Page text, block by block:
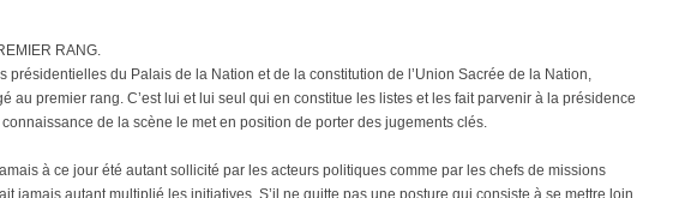
RANG.
présidentielles du Palais de la Nation et de la constitution de l’Union Sacrée de la Nation,
au premier rang. C’est lui et lui seul qui en constitue les listes et les fait parvenir à la présidence
de la scène le met en position de porter des jugements clés.
à ce jour été autant sollicité par les acteurs politiques comme par les chefs de missions
jamais autant multiplié les initiatives. S’il ne quitte pas une posture qui consiste à se mettre loin